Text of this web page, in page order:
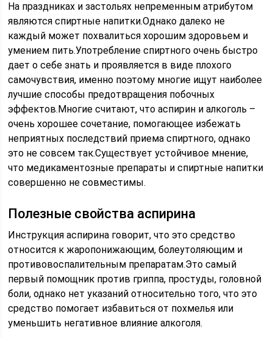
На праздниках и застольях непременным атрибутом
являются спиртные напитки.Однако далеко не
каждый может похвалиться хорошим здоровьем и
умением пить.Употребление спиртного очень быстро
дает о себе знать и проявляется в виде плохого
самочувствия, именно поэтому многие ищут наиболее
лучшие способы предотвращения побочных
эффектов.Многие считают, что аспирин и алкоголь –
очень хорошее сочетание, помогающее избежать
неприятных последствий приема спиртного, однако
это не совсем так.Существует устойчивое мнение,
что медикаментозные препараты и спиртные напитки
совершенно не совместимы.
Полезные свойства аспирина
Инструкция аспирина говорит, что это средство
относится к жаропонижающим, болеутоляющим и
противовоспалительным препаратам.Это самый
первый помощник против гриппа, простуды, головной
боли, однако нет указаний относительно того, что это
средство помогает избавиться от похмелья или
уменьшить негативное влияние алкоголя.